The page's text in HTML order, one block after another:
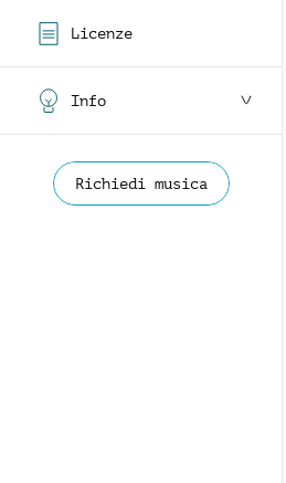
Licenze
Info
Richiedi musica